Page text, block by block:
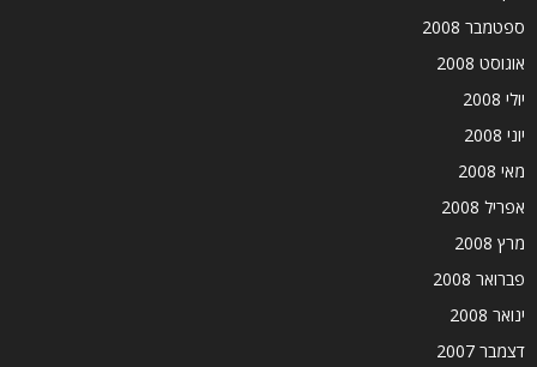
ספטמבר 2008
אוגוסט 2008
יולי 2008
יוני 2008
מאי 2008
אפריל 2008
מרץ 2008
פברואר 2008
ינואר 2008
דצמבר 2007